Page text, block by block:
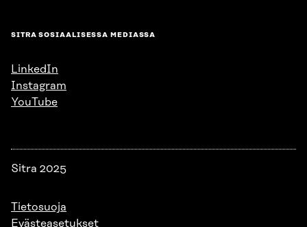
SITRA SOSIAALISESSA MEDIASSA
LinkedIn
Instagram
YouTube
Sitra 2025
Tietosuoja
Evästeasetukset